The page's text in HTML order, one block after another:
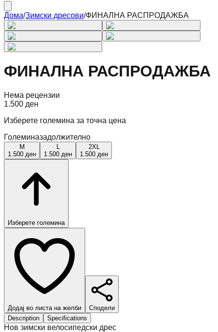
Дома/Зимски дресови/ФИНАЛНА РАСПРОДАЖБА
ФИНАЛНА РАСПРОДАЖБА
Нема рецензии
1.500 ден
Изберете големина за точна цена
Големиназадолжително
M
1.500 ден
1.500 ден
2XL
1.500 ден
Изберете големина
Додај во листа на желби
Сподели
Description
Specifications
Нов зимски велосипедски дрес